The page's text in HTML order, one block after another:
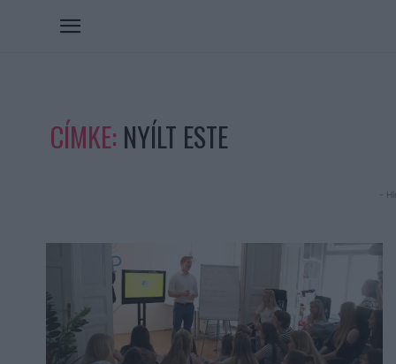
CÍMKE: NYÍLT ESTE
-